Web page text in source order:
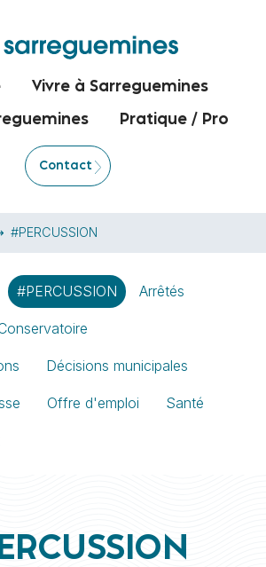
Vivre à Sarreguemines
Pratique / Pro
Contact
#PERCUSSION
#PERCUSSION Arrêtés
Décisions municipales
Offre d'emploi Santé